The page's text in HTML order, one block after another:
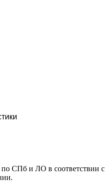
по СПб и ЛО в соответствии с